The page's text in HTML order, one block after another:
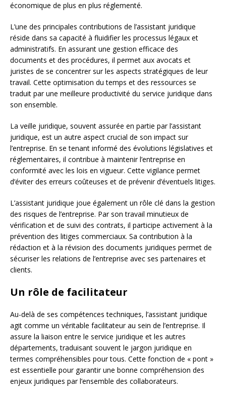
économique de plus en plus réglementé.
L’une des principales contributions de l’assistant juridique
réside dans sa capacité à fluidifier les processus légaux et
administratifs. En assurant une gestion efficace des
documents et des procédures, il permet aux avocats et
juristes de se concentrer sur les aspects stratégiques de leur
travail. Cette optimisation du temps et des ressources se
traduit par une meilleure productivité du service juridique dans
son ensemble.
La veille juridique, souvent assurée en partie par l’assistant
juridique, est un autre aspect crucial de son impact sur
l’entreprise. En se tenant informé des évolutions législatives et
réglementaires, il contribue à maintenir l’entreprise en
conformité avec les lois en vigueur. Cette vigilance permet
d’éviter des erreurs coûteuses et de prévenir d’éventuels litiges.
L’assistant juridique joue également un rôle clé dans la gestion
des risques de l’entreprise. Par son travail minutieux de
vérification et de suivi des contrats, il participe activement à la
prévention des litiges commerciaux. Sa contribution à la
rédaction et à la révision des documents juridiques permet de
sécuriser les relations de l’entreprise avec ses partenaires et
clients.
Un rôle de facilitateur
Au-delà de ses compétences techniques, l’assistant juridique
agit comme un véritable facilitateur au sein de l’entreprise. Il
assure la liaison entre le service juridique et les autres
départements, traduisant souvent le jargon juridique en
termes compréhensibles pour tous. Cette fonction de « pont »
est essentielle pour garantir une bonne compréhension des
enjeux juridiques par l’ensemble des collaborateurs.